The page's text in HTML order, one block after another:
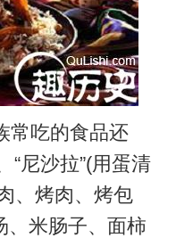
吃的食品还
“尼沙拉”(用蛋清
、烤肉、烤包
、米肠子、面柿